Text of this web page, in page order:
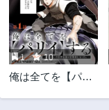
3ヶ月前
第53話
3ヶ月前
第51話
3ヶ月前
第49話
1 10
俺は全てを【パリ